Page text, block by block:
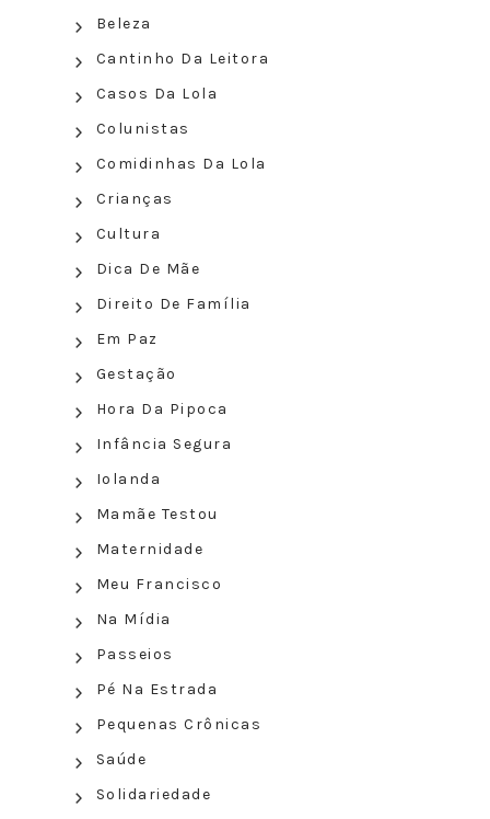
Beleza
Cantinho Da Leitora
Casos Da Lola
Colunistas
Comidinhas Da Lola
Crianças
Cultura
Dica De Mãe
Direito De Família
Em Paz
Gestação
Hora Da Pipoca
Infância Segura
Iolanda
Mamãe Testou
Maternidade
Meu Francisco
Na Mídia
Passeios
Pé Na Estrada
Pequenas Crônicas
Saúde
Solidariedade